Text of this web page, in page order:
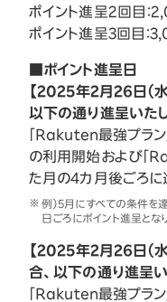
ポイント進呈2回目：
ポイント進呈3回目：
■ポイント進呈日
【2025年2月26日（
以下の通り進呈いたし
「Rakuten最強プラ
の利用開始および「
た月の4カ月後ごろに
例）5月にすべての条件を
日ごろにポイント進呈とな
【2025年2月26日（
合、以下の通り進呈い
「Rakuten最強プラ